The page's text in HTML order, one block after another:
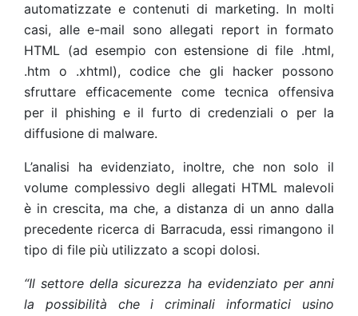
automatizzate e contenuti di marketing. In molti
casi, alle e-mail sono allegati report in formato
HTML (ad esempio con estensione di file .html,
.htm o .xhtml), codice che gli hacker possono
sfruttare efficacemente come tecnica offensiva
per il phishing e il furto di credenziali o per la
diffusione di malware.
L’analisi ha evidenziato, inoltre, che non solo il
volume complessivo degli allegati HTML malevoli
è in crescita, ma che, a distanza di un anno dalla
precedente ricerca di Barracuda, essi rimangono il
tipo di file più utilizzato a scopi dolosi.
“Il settore della sicurezza ha evidenziato per anni
la possibilità che i criminali informatici usino